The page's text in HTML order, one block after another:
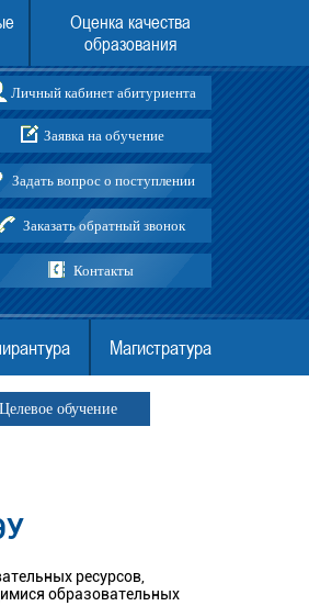
Оценка качества
образования
Поступить в Воронежский институт
АНО ВО МГЭУ без ЕГЭ
Заявка на обучение
Задать вопрос о поступлении
Заказать обратный звонок
Контакты
Личный кабинет абитуриента
Магистратура
Целевое обучение
ресурсов,
образовательных